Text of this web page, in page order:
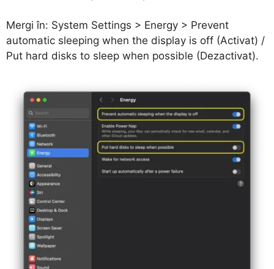
Mergi în: System Settings > Energy > Prevent
automatic sleeping when the display is off (Activat) /
Put hard disks to sleep when possible (Dezactivat).